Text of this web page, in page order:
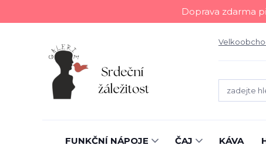
Doprava zdarma
FUNKČNÍ NÁPOJE ČAJ KÁVA